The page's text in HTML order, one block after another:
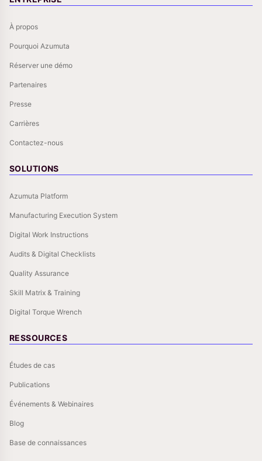
À propos
Pourquoi Azumuta
Réserver une démo
Partenaires
Presse
Carrières
Contactez-nous
SOLUTIONS
Azumuta Platform
Manufacturing Execution System
Digital Work Instructions
Audits & Digital Checklists
Quality Assurance
Skill Matrix & Training
Digital Torque Wrench
RESSOURCES
Études de cas
Publications
Événements & Webinaires
Blog
Base de connaissances